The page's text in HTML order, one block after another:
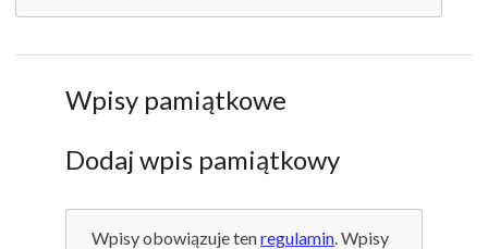
Wpisy pamiątkowe
Dodaj wpis pamiątkowy
Wpisy obowiązuje tenregulamin. Wpisy